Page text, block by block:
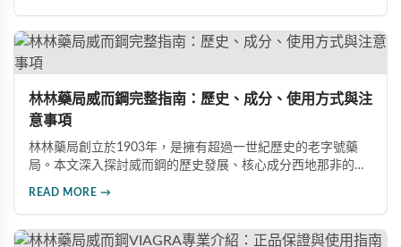
林林藥局威而鋼完整指南：歷史、成分、使用方式與注
意事項
林林藥局創立於1903年，是擁有超過一世紀歷史的老字號藥
局。本文深入探討威而鋼的歷史發展、核心成分西地那非的作
READ MORE →